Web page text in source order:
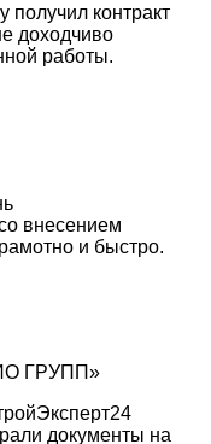
получил контракт
доходчиво
работы.
внесением
и быстро.
ГРУПП»
документы на